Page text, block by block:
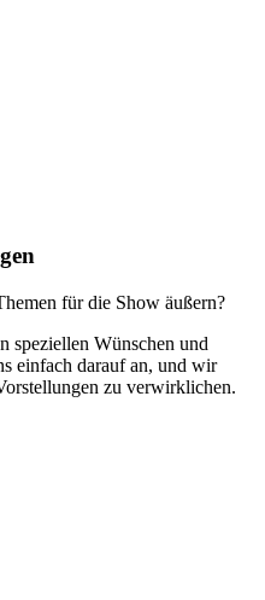
für die Show äußern?
speziellen Wünschen und
einfach darauf an, und wir
zu verwirklichen.